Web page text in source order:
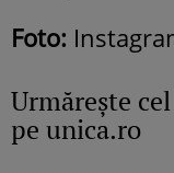
Foto:
Urmăreşte
pe unica.ro